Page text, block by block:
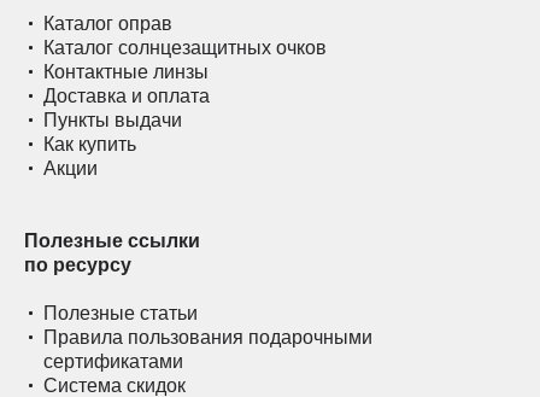
Каталог оправ
Каталог солнцезащитных очков
Контактные линзы
Доставка и оплата
Пункты выдачи
Как купить
Акции
Полезные ссылки
по ресурсу
Полезные статьи
Правила пользования подарочными
сертификатами
Система скидок